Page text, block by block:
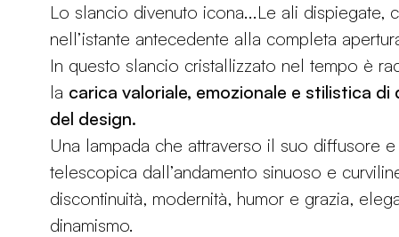
Lo slancio divenuto icona...Le ali dispiegate,
nell’istante antecedente alla completa
In questo slancio cristallizzato nel tempo è
la carica valoriale, emozionale e stilistica di
del design.
Una lampada che attraverso il suo diffusore
telescopica dall’andamento sinuoso e
discontinuità, modernità, humor e grazia,
dinamismo.